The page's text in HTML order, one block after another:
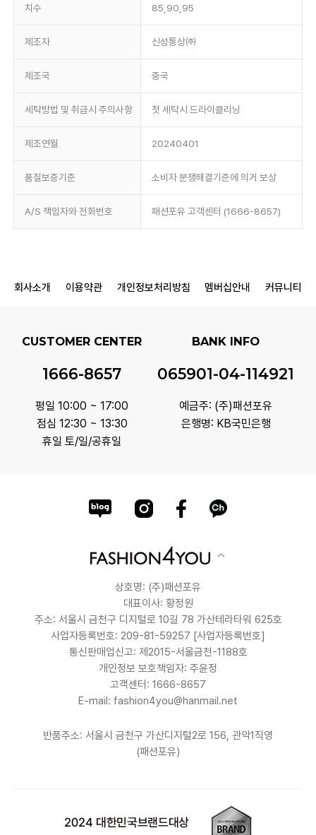
치수 85,90,95
제조자 신성통상㈜
제조국 중국
세탁방법 및 취급시 주의사항 첫 세탁시 드라이클리닝
제조연월 20240401
품질보증기준 소비자 분쟁해결기준에 의거 보상
A/S 책임자와 전화번호 패션포유 고객센터 (1666-8657)
회사소개 이용약관 개인정보처리방침 멤버십안내 커뮤니티
CUSTOMER CENTER
1666-8657
평일 10:00 ~ 17:00
점심 12:30 ~ 13:30
휴일 토/일/공휴일
BANK INFO
065901-04-114921
예금주: (주)패션포유
은행명: KB국민은행
상호명: (주)패션포유
대표이사: 황정원
주소: 서울시 금천구 디지털로 10길 78 가산테라타워 625호
사업자등록번호: 209-81-59257 [사업자등록번호]
통신판매업신고: 제2015-서울금천-1188호
개인정보 보호책임자: 주윤정
고객센터: 1666-8657
E-mail: fashion4you@hanmail.net
반품주소: 서울시 금천구 가산디지털2로 156, 관악1직영
(패션포유)